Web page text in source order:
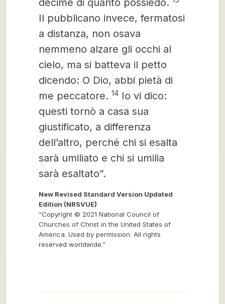
decime di quanto possiedo.
Il pubblicano invece, fermatosi
a distanza, non osava
nemmeno alzare gli occhi al
cielo, ma si batteva il petto
dicendo: O Dio, abbi pietà di
me peccatore. 14 Io vi dico:
questi tornò a casa sua
giustificato, a differenza
dell’altro, perché chi si esalta
sarà umiliato e chi si umilia
sarà esaltato”.
New Revised Standard Version Updated
Edition (NRSVUE)
“Copyright © 2021 National Council of
Churches of Christ in the United States of
America. Used by permission. All rights
reserved worldwide.”